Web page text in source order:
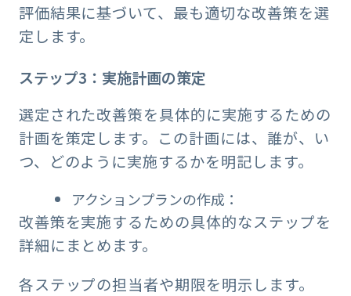
評価結果に基づいて、最も適切な改善策を選
定します。
ステップ3：実施計画の策定
選定された改善策を具体的に実施するための
計画を策定します。この計画には、誰が、い
つ、どのように実施するかを明記します。
アクションプランの作成：
改善策を実施するための具体的なステップを
詳細にまとめます。
各ステップの担当者や期限を明示します。